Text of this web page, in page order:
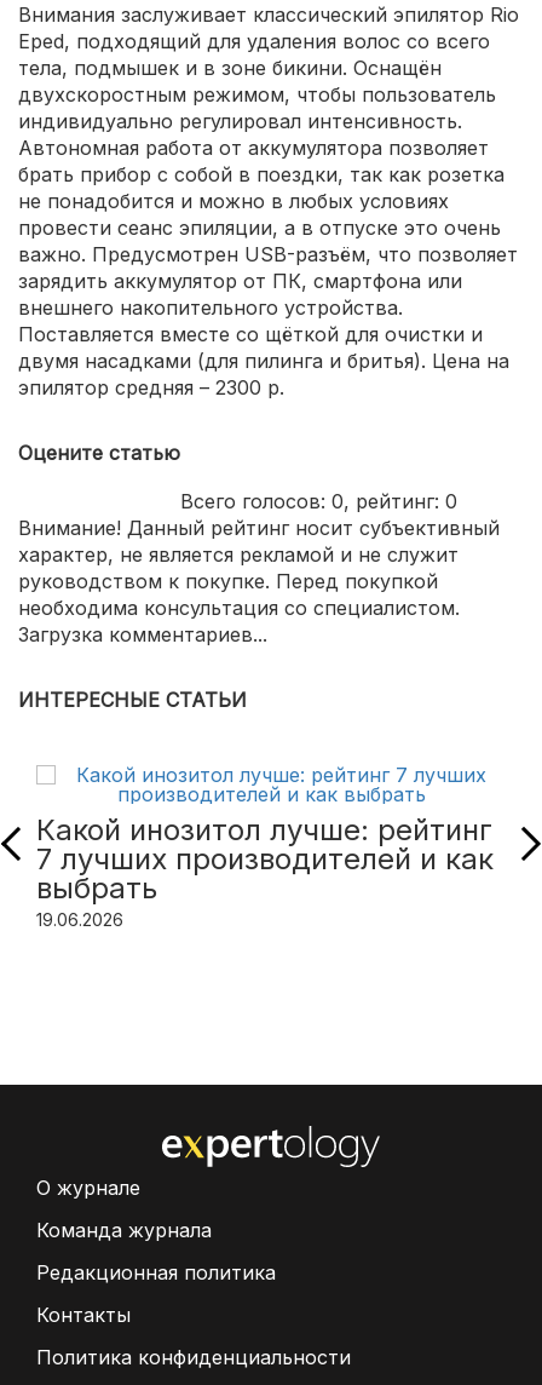
Внимания заслуживает классический эпилятор Rio
Eped, подходящий для удаления волос со всего
тела, подмышек и в зоне бикини. Оснащён
двухскоростным режимом, чтобы пользователь
индивидуально регулировал интенсивность.
Автономная работа от аккумулятора позволяет
брать прибор с собой в поездки, так как розетка
не понадобится и можно в любых условиях
провести сеанс эпиляции, а в отпуске это очень
важно. Предусмотрен USB-разъём, что позволяет
зарядить аккумулятор от ПК, смартфона или
внешнего накопительного устройства.
Поставляется вместе со щёткой для очистки и
двумя насадками (для пилинга и бритья). Цена на
эпилятор средняя – 2300 р.
Оцените статью
Всего голосов: 0, рейтинг: 0
Внимание! Данный рейтинг носит субъективный
характер, не является рекламой и не служит
руководством к покупке. Перед покупкой
необходима консультация со специалистом.
Загрузка комментариев...
ИНТЕРЕСНЫЕ СТАТЬИ
Какой инозитол лучше: рейтинг
7 лучших производителей и как
выбрать
19.06.2026
О журнале
Команда журнала
Редакционная политика
Контакты
Политика конфиденциальности